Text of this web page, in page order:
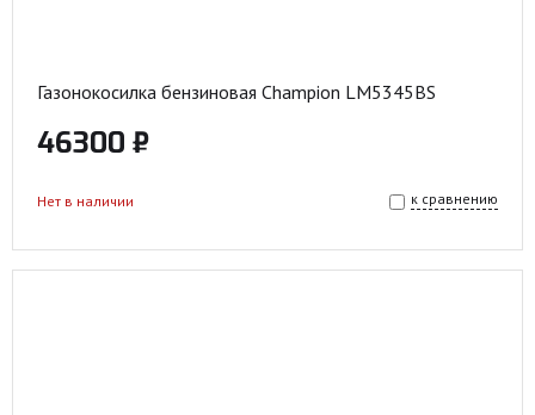
Газонокосилка бензиновая Champion LM5345BS
46300 ₽
к сравнению
Нет в наличии